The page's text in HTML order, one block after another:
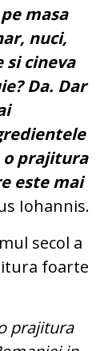
masa
nuci,
si cineva
Da. Dar
o prajitura
este mai
Iohannis.
secol a
foarte
prajitura